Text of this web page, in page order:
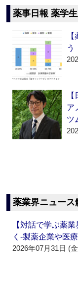
薬事日報 薬学
う
ア
ツ
薬業界ニュース
【対話で学ぶ薬
く‐製薬企業や医
2026年07月31日 (